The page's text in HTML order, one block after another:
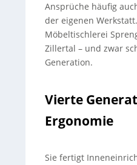
Ansprüche häufig
der eigenen
Möbeltischlerei
Zillertal – und zwar
Generation.
Vierte
Ergonomie
Sie fertigt